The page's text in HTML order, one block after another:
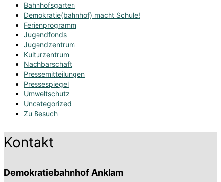
Bahnhofsgarten
Demokratie(bahnhof) macht Schule!
Ferienprogramm
Jugendfonds
Jugendzentrum
Kulturzentrum
Nachbarschaft
Pressemitteilungen
Pressespiegel
Umweltschutz
Uncategorized
Zu Besuch
Kontakt
Demokratiebahnhof Anklam